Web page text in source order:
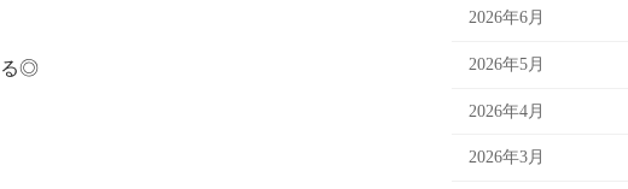
る◎
2026年6月
2026年5月
2026年4月
2026年3月